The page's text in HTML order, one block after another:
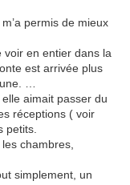
permis de mieux
voir en entier dans la
est arrivée plus
…
aimait passer du
réceptions ( voir
petits.
chambres,
simplement, un